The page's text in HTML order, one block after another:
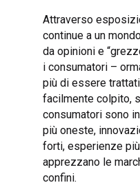
Attraverso
continue a un
da opinioni e
i consumatori –
più di essere
facilmente colpito,
consumatori sono
più oneste,
forti, esperienze
apprezzano le
confini.